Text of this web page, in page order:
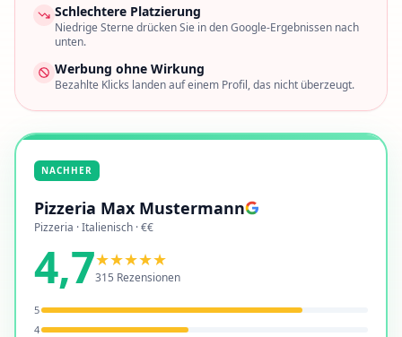
Schlechtere Platzierung
Niedrige Sterne drücken Sie in den Google-Ergebnissen nach
unten.
Werbung ohne Wirkung
Bezahlte Klicks landen auf einem Profil, das nicht überzeugt.
NACHHER
Pizzeria Max Mustermann
Pizzeria · Italienisch · €€
4,7★★★★★
315 Rezensionen
5
4